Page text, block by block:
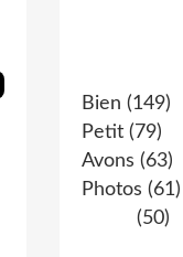
Bien (149)
Petit (79)
Avons (63)
Photos (61)
(50)